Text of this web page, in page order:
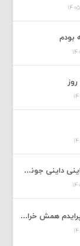
بودم
دانلود آهنگ مصطفی ابراهیمی به نام داینی داینی جونم قربون پنج تیر پرونم
دانلود آهنگ امیر غلامی به نام «پرایدم پرایدم همش خرابه یار نیو کنارم دیگه پولی نداروم (ریمیکس اینستاگرام)»